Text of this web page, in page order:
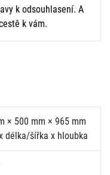
k odsouhlasení. A
k vám.
× 500 mm × 965 mm
délka/šířka x hloubka